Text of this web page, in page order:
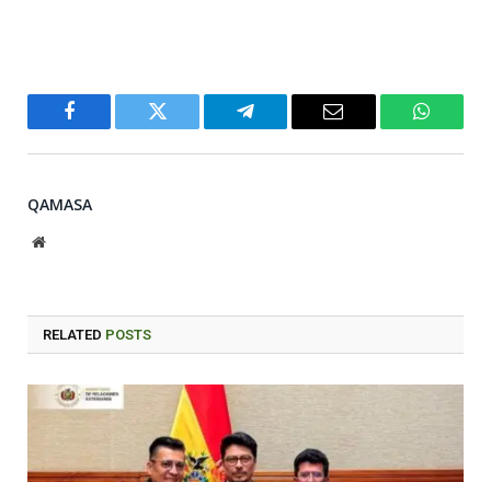
Facebook Twitter Telegram Email
QAMASA
Website
RELATED POSTS